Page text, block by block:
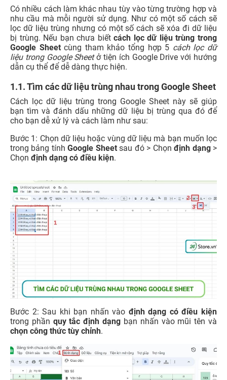
Có nhiều cách làm khác nhau tùy vào từng trường hợp và
nhu cầu mà mỗi người sử dụng. Như có một số cách sẽ
lọc dữ liệu trùng nhưng có một số cách sẽ xóa đi dữ liệu
bị trùng. Nếu bạn chưa biếtcách lọc dữ liệu trùng trong
Google Sheetcùng tham khảo tổng hợp 5 cách lọc dữ
liệu trong Google Sheetở tiện ích Google Drive với hướng
dẫn cụ thể để dễ dàng thực hiện.
1.1. Tìm các dữ liệu trùng nhau trong Google Sheet
Cách lọc dữ liệu trùng trong Google Sheet này sẽ giúp
bạn tìm và đánh dấu những dữ liệu bị trùng qua đó để
cho bạn dễ xử lý và cách làm như sau:
Bước 1: Chọn dữ liệu hoặc vùng dữ liệu mà bạn muốn lọc
trong bảng tínhGoogle Sheetsau đó > Chọnđịnh dạng >
Chọn định dạng có điều kiện.
Bước 2: Sau khi bạn nhấn vào định dạng có điều kiện
trong phần quy tắc định dạng bạn nhấn vào mũi tên và
chọn công thức tùy chỉnh.